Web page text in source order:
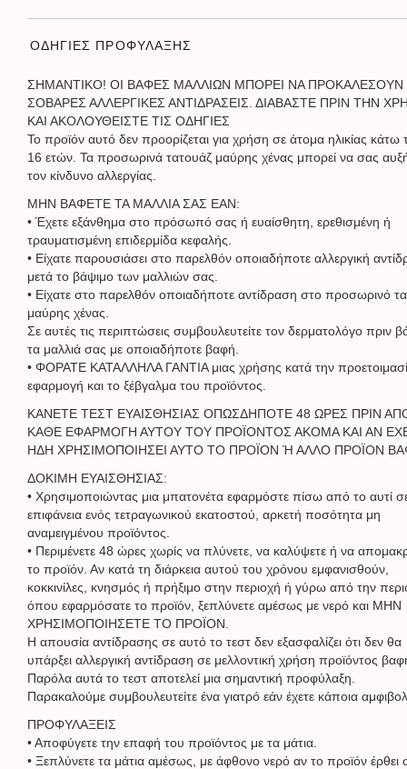
ΟΔΗΓΙΕΣ ΠΡΟΦΥΛΑΞΗΣ
ΣΗΜΑΝΤΙΚΟ! ΟΙ ΒΑΦΕΣ ΜΑΛΛΙΩΝ ΜΠΟΡΕΙ ΝΑ ΠΡΟΚΑΛΕΣΟΥΝ
ΣΟΒΑΡΕΣ ΑΛΛΕΡΓΙΚΕΣ ΑΝΤΙΔΡΑΣΕΙΣ. ΔΙΑΒΑΣΤΕ ΠΡΙΝ ΤΗΝ
ΚΑΙ ΑΚΟΛΟΥΘΕΙΣΤΕ ΤΙΣ ΟΔΗΓΙΕΣ
Το προϊόν αυτό δεν προορίζεται για χρήση σε άτομα ηλικίας κάτω
16 ετών. Τα προσωρινά τατουάζ μαύρης χένας μπορεί να σας
τον κίνδυνο αλλεργίας.
ΜΗΝ ΒΑΦΕΤΕ ΤΑ ΜΑΛΛΙΑ ΣΑΣ ΕΑΝ:
• Έχετε εξάνθημα στο πρόσωπό σας ή ευαίσθητη, ερεθισμένη ή
τραυματισμένη επιδερμίδα κεφαλής.
• Είχατε παρουσιάσει στο παρελθόν οποιαδήποτε αλλεργική
μετά το βάψιμο των μαλλιών σας.
• Είχατε στο παρελθόν οποιαδήποτε αντίδραση στο προσωρινό
μαύρης χένας.
Σε αυτές τις περιπτώσεις συμβουλευτείτε τον δερματολόγο πριν
τα μαλλιά σας με οποιαδήποτε βαφή.
• ΦΟΡΑΤΕ ΚΑΤΑΛΛΗΛΑ ΓΑΝΤΙΑ μιας χρήσης κατά την
εφαρμογή και το ξέβγαλμα του προϊόντος.
ΚΑΝΕΤΕ ΤΕΣΤ ΕΥΑΙΣΘΗΣΙΑΣ ΟΠΩΣΔΗΠΟΤΕ 48 ΩΡΕΣ ΠΡΙΝ
ΚΑΘΕ ΕΦΑΡΜΟΓΗ ΑΥΤΟΥ ΤΟΥ ΠΡΟΪΟΝΤΟΣ ΑΚΟΜΑ ΚΑΙ ΑΝ
ΗΔΗ ΧΡΗΣΙΜΟΠΟΙΗΣΕΙ ΑΥΤΟ ΤΟ ΠΡΟΪΟΝ Ή ΑΛΛΟ ΠΡΟΪΟΝ
ΔΟΚΙΜΗ ΕΥΑΙΣΘΗΣΙΑΣ:
• Χρησιμοποιώντας μια μπατονέτα εφαρμόστε πίσω από το αυτί
επιφάνεια ενός τετραγωνικού εκατοστού, αρκετή ποσότητα μη
αναμειγμένου προϊόντος.
• Περιμένετε 48 ώρες χωρίς να πλύνετε, να καλύψετε ή να
το προϊόν. Αν κατά τη διάρκεια αυτού του χρόνου εμφανισθούν,
κοκκινίλες, κνησμός ή πρήξιμο στην περιοχή ή γύρω από την
όπου εφαρμόσατε το προϊόν, ξεπλύνετε αμέσως με νερό και ΜΗΝ
ΧΡΗΣΙΜΟΠΟΙΗΣΕΤΕ ΤΟ ΠΡΟΪΟΝ.
Η απουσία αντίδρασης σε αυτό το τεστ δεν εξασφαλίζει ότι δεν θα
υπάρξει αλλεργική αντίδραση σε μελλοντική χρήση προϊόντος
Παρόλα αυτά το τεστ αποτελεί μια σημαντική προφύλαξη.
Παρακαλούμε συμβουλευτείτε ένα γιατρό εάν έχετε κάποια
ΠΡΟΦΥΛΑΞΕΙΣ
• Αποφύγετε την επαφή του προϊόντος με τα μάτια.
• Ξεπλύνετε τα μάτια αμέσως, με άφθονο νερό αν το προϊόν έρθει